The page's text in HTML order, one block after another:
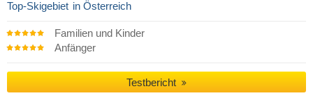
Top-Skigebiet in Österreich
Familien und Kinder
Anfänger
Testbericht